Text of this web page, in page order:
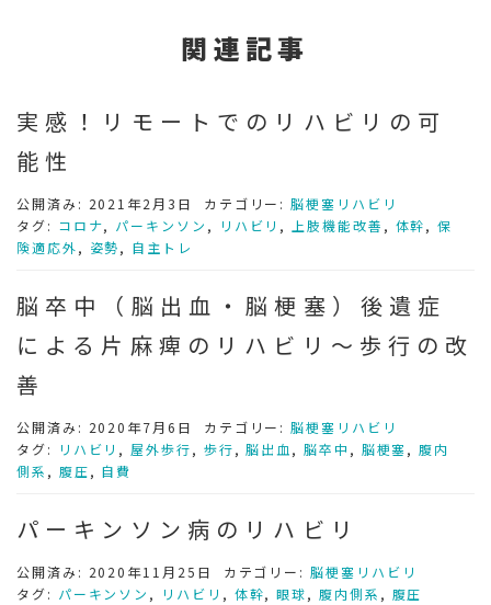
関連記事
実感！リモートでのリハビリの可
能性
公開済み: 2021年2月3日 カテゴリー:脳梗塞リハビリ
タグ: コロナ, パーキンソン , リハビリ , 上肢機能改善 , 体幹,保
険適応外, 姿勢, 自主トレ
脳卒中（脳出血・脳梗塞）後遺症
による片麻痺のリハビリ～歩行の改
善
公開済み: 2020年7月6日 カテゴリー:脳梗塞リハビリ
タグ:
リハビリ , 屋外歩行, 歩行,脳出血 ,脳卒中 , 脳梗塞,腹内
側系 , 腹圧, 自費
パーキンソン病のリハビリ
公開済み: 2020年11月25日 カテゴリー:脳梗塞リハビリ
タグ: パーキンソン , リハビリ , 体幹,眼球, 腹内側系 , 腹圧